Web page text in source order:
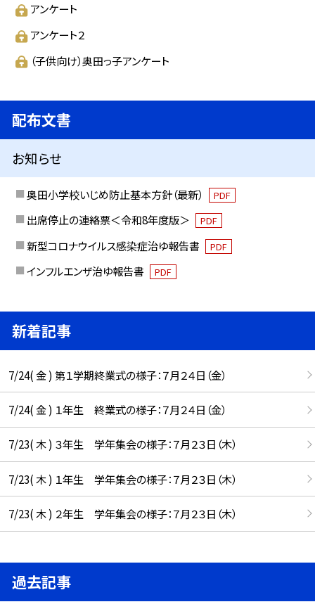
アンケート
アンケート２
（子供向け）奥田っ子アンケート
配布文書
お知らせ
奥田小学校いじめ防止基本方針（最新） PDF
出席停止の連絡票＜令和8年度版＞ PDF
新型コロナウイルス感染症治ゆ報告書 PDF
インフルエンザ治ゆ報告書 PDF
新着記事
7/24( 金 ) 第１学期終業式の様子：７月２４日（金）
7/24( 金 ) １年生 終業式の様子：７月２４日（金）
7/23( 木 ) ３年生 学年集会の様子：７月２３日（木）
7/23( 木 ) １年生 学年集会の様子：７月２３日（木）
7/23( 木 ) ２年生 学年集会の様子：７月２３日（木）
過去記事